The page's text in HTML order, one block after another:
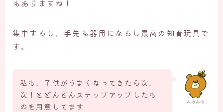
もありますね！
集中するし、手先も器用になるし最高の知育玩具で
す。
みみみみ
私も、子供がうまくなってきたら次、
次！とどんどんステップアップしたも
のを用意してます